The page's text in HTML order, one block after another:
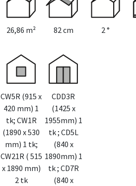
Terassi 600 x 700 (+1088€)
Terassi 700 x 700
(+1220€)
26,86 m² 82 cm 2 °
CW5R (915 x
420 mm) 1
tk; CW1R
(1890 x 530
mm) 1 tk;
CW21R ( 515
x 1890 mm)
2 tk
CDD3R
(1425 x
1955mm) 1
tk ; CD5L
(840 x
1890mm) 1
tk ; CD7R
(840 x